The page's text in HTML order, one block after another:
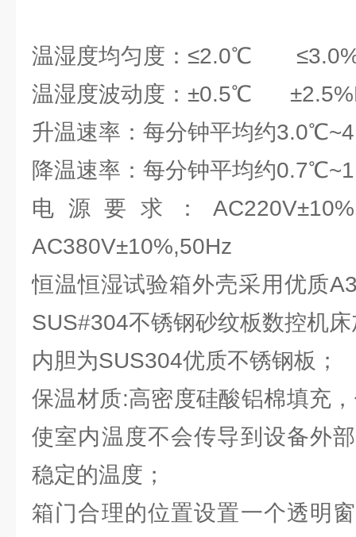
温湿度均匀度：≤2.0℃
温湿度波动度：±0.5℃
升温速率：每分钟平均约
降温速率：每分钟平均约
电源要求：
AC380V±10%,50Hz
恒温恒湿试验箱外壳采用优质
SUS#304不锈钢砂纹板数控机
内胆为SUS304优质不锈钢板；
保温材质:高密度硅酸铝棉填充
使室内温度不会传导到设备外
稳定的温度；
箱门合理的位置设置一个透明